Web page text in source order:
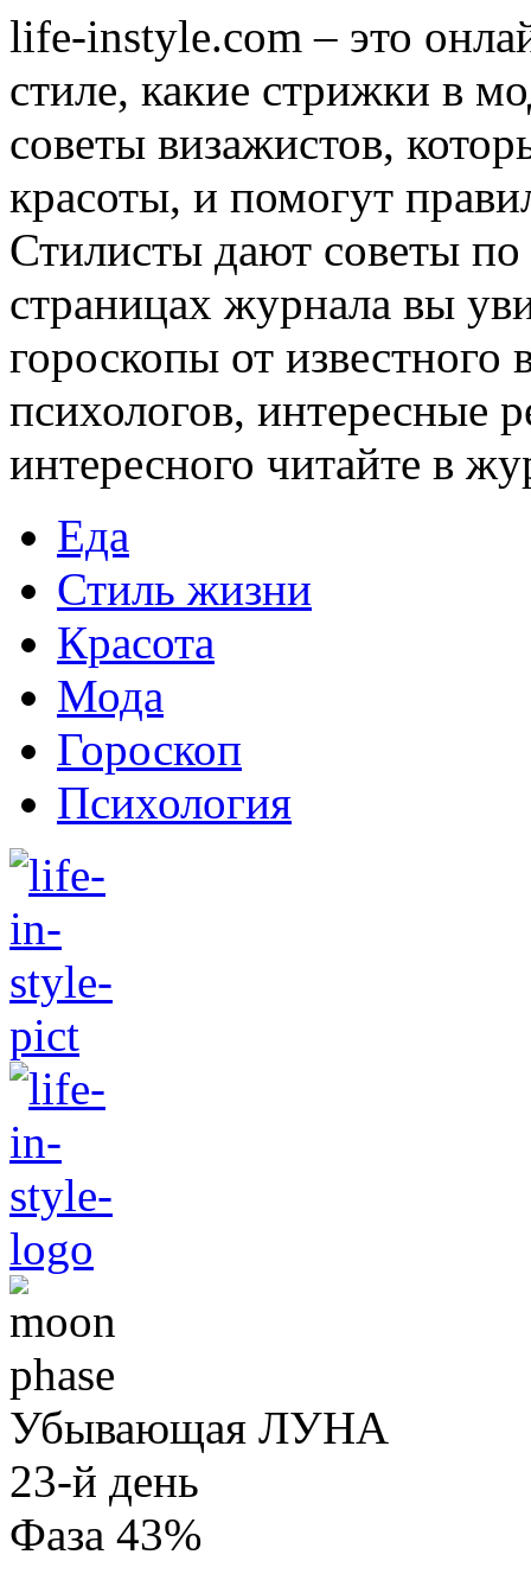
life-instyle.com – это
стиле, какие стрижки в
советы визажистов,
красоты, и помогут
Стилисты дают советы
страницах журнала вы
гороскопы от известного
психологов, интересные
интересного читайте в
Еда
Стиль жизни
Красота
Мода
Гороскоп
Психология
Убывающая ЛУНА
23-й день
Фаза 43%